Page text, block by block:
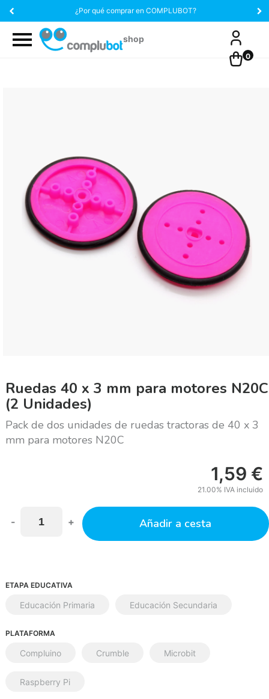
¿Por qué comprar en COMPLUBOT?
0
Ruedas 40 x 3 mm para motores N20C
(2 Unidades)
Pack de dos unidades de ruedas tractoras de 40 x 3
mm para motores N20C
1,59 €
21.00% IVA incluido
- + Añadir a cesta
ETAPA EDUCATIVA
Educación Primaria Educación Secundaria
PLATAFORMA
Compluino Crumble Microbit
Raspberry Pi